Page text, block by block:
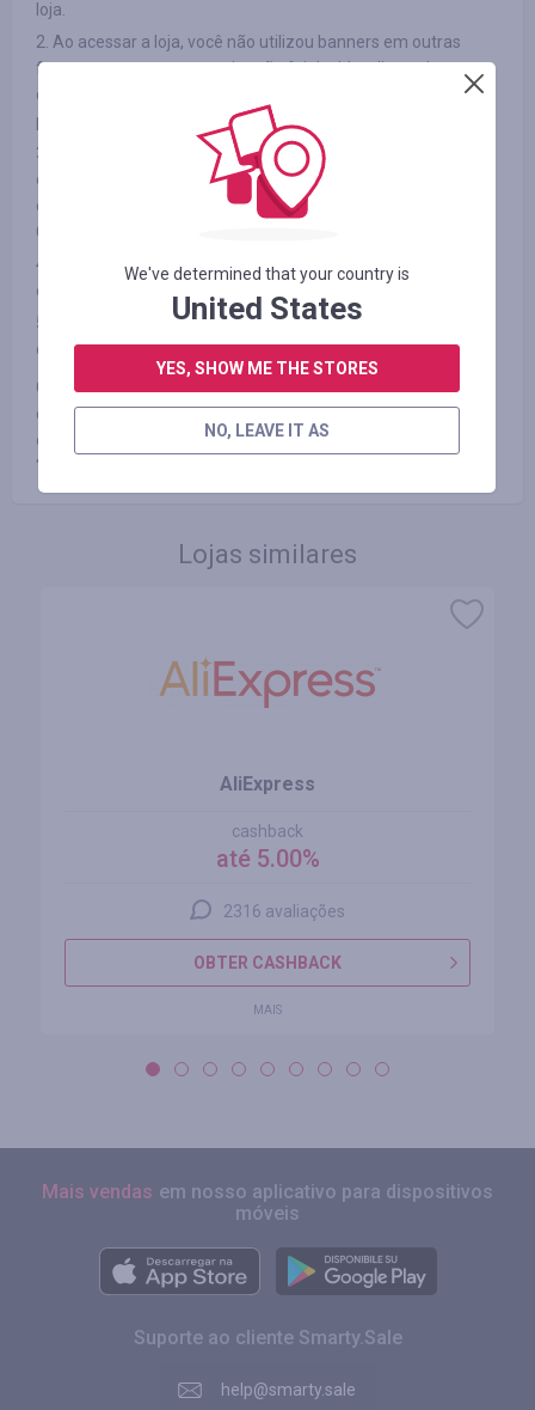
loja.
2. Ao acessar a loja, você não utilizou banners em outras
fontes ou seu acesso ao site não foi devido a listas de
discussão de terceiros e você também não utilizou códigos
promocionais de terceiros.
3. O item que você escolheu participa do cashback (em
determinadas lojas os produtos podem ser divididos por
categorias; veja a aba "INFORMAÇÕES/TERMOS E
CONDIÇÕES")
4. Após o pagamento, você não rejeitou o produto que
comprou por qualquer motivo.
5. Você não desativa anúncios ou usa aplicativos de bloqueio
de anúncios, como AdBlock ou produtos similares.
Garantimos que você receberá um pagamento pelo método
que você preferir dentro de 3 dias úteis (geralmente dentro
de um dia) mediante solicitação através do menu especial
"PAGAMENTOS".
Lojas similares
AliExpress
cashback
até 5.00%
2316 avaliações
OBTER CASHBACK
MAIS
Mais vendas em nosso aplicativo para dispositivos
móveis
Suporte ao cliente Smarty.Sale
help@smarty.sale
We've determined that your country is
United States
YES, SHOW ME THE STORES
NO, LEAVE IT AS